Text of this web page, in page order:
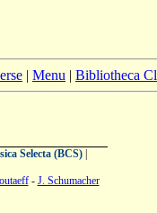
| Menu | Bibliotheca
Selecta (BCS)|
- J. Schumacher